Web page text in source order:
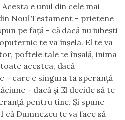
Acesta e unul din cele mai
Noul Testament - prietene
pe faţă - că dacă nu iubeşti
te va înşela. El te va
poftele tale teînşală, inima
acestea, dacă
- care e singura ta speranţă
ăciune - dacă şi El decide să te
ţă pentru tine. Şi spune
că Dumnezeu te va face să